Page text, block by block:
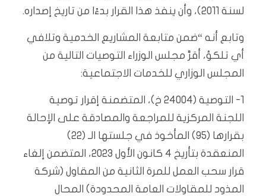
لسنة 2011)، وأن ينفذ هذا القرار بدءًا من تاريخ إصداره.
وتابع أنه “ضمن متابعة المشاريع الخدمية وتلافي
أي تلكؤ، أقرَّ مجلس الوزراء التوصيات التالية من
المجلس الوزاري للخدمات الاجتماعية:
1- التوصية (24004 خ)، المتضمنة إقرار توصية
اللجنة المركزية للمراجعة والمصادقة على الإحالة
بقرارها (95) المأخوذ في جلستها الـ (22)
المنعقدة بتأريخ 4 كانون الأول 2023، المتضمن إلغاء
قرار سحب العمل للمرة الثانية من المقاول (شركة
المذود للمقاولات العامة المحدودة) المحال